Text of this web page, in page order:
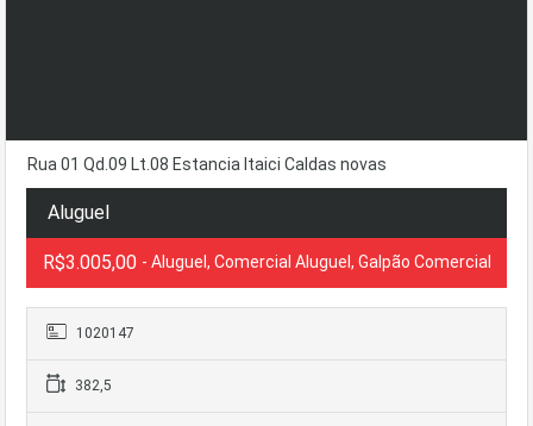
Rua 01 Qd.09 Lt.08 Estancia Itaici Caldas novas
Aluguel
R$3.005,00 - Aluguel, Comercial Aluguel, Galpão Comercial
1020147
382,5